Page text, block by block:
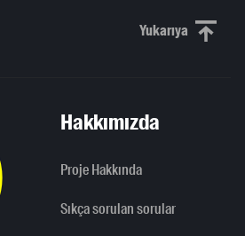
YukarıyaYukarı
Hakkımızda
Proje Hakkında
Sıkça sorulan sorular